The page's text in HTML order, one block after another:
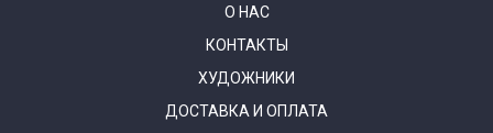
О НАС
КОНТАКТЫ
ХУДОЖНИКИ
ДОСТАВКА И ОПЛАТА